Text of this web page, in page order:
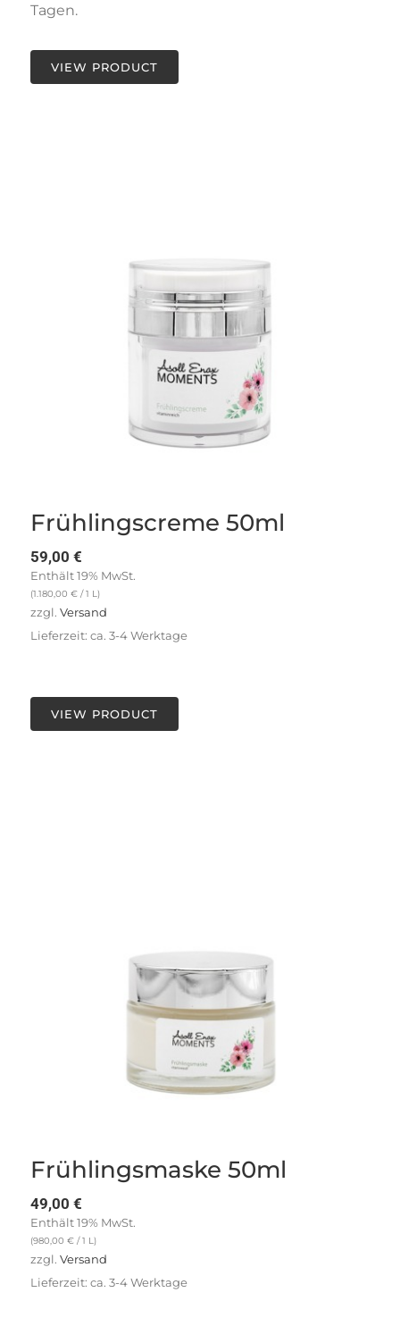
Tagen.
VIEW PRODUCT
Frühlingscreme 50ml
59,00€
Enthält 19% MwSt.
(1.180,00€ / 1 L)
zzgl.Versand
Lieferzeit: ca. 3-4 Werktage
VIEW PRODUCT
Frühlingsmaske 50ml
49,00€
Enthält 19% MwSt.
(980,00€ / 1 L)
zzgl.Versand
Lieferzeit: ca. 3-4 Werktage